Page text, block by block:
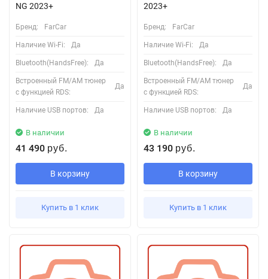
NG 2023+
Бренд: FarCar
Наличие Wi-Fi: Да
Bluetooth(HandsFree): Да
Встроенный FM/AM тюнер
с функцией RDS:
Да
Наличие USB портов: Да
В наличии
41 490 руб.
В корзину
Купить в 1 клик
2023+
Бренд: FarCar
Наличие Wi-Fi: Да
Bluetooth(HandsFree): Да
Встроенный FM/AM тюнер
с функцией RDS:
Да
Наличие USB портов: Да
В наличии
43 190 руб.
В корзину
Купить в 1 клик